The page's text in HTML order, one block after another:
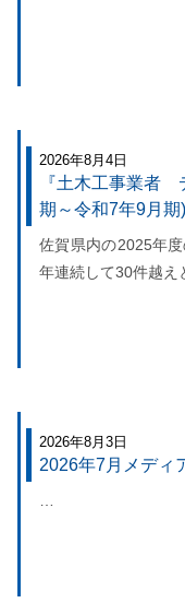
2026年8月4日
『土木工事業者
期～令和7年9月期)
佐賀県内の2025年
年連続して30件越え
2026年8月3日
2026年7月メディ